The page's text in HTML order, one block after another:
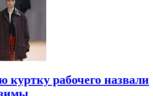
куртку рабочего назвали